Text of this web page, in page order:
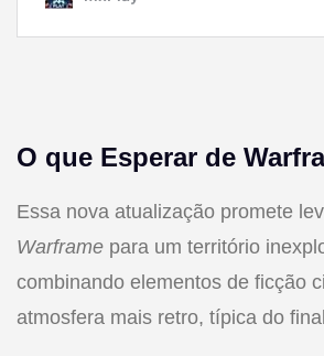
O que Esperar de
Essa nova atualização promete
Warframe para um território
combinando elementos de ficção
atmosfera mais retro, típica do